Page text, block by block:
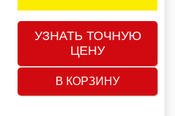
УЗНАТЬ ТОЧНУЮ
ЦЕНУ
В КОРЗИНУ